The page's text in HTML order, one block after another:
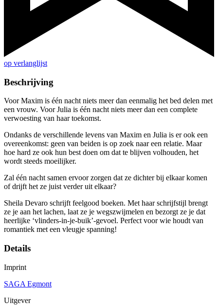
op verlanglijst
Beschrijving
Voor Maxim is één nacht niets meer dan eenmalig het bed delen met
een vrouw. Voor Julia is één nacht niets meer dan een complete
verwoesting van haar toekomst.
Ondanks de verschillende levens van Maxim en Julia is er ook een
overeenkomst: geen van beiden is op zoek naar een relatie. Maar
hoe hard ze ook hun best doen om dat te blijven volhouden, het
wordt steeds moeilijker.
Zal één nacht samen ervoor zorgen dat ze dichter bij elkaar komen
of drijft het ze juist verder uit elkaar?
Sheila Devaro schrijft feelgood boeken. Met haar schrijfstijl brengt
ze je aan het lachen, laat ze je wegszwijmelen en bezorgt ze je dat
heerlijke ‘vlinders-in-je-buik’-gevoel. Perfect voor wie houdt van
romantiek met een vleugje spanning!
Details
Imprint
SAGA Egmont
Uitgever